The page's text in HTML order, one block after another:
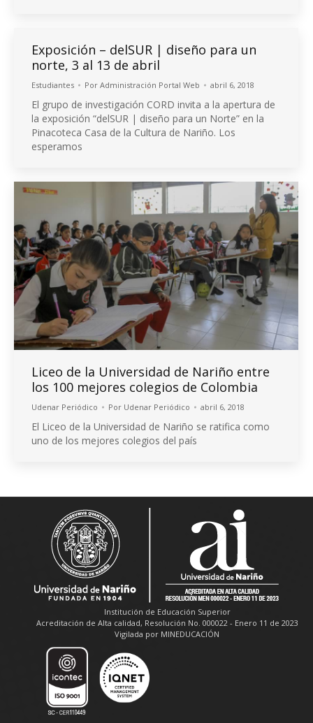
Exposición – delSUR | diseño para un
norte, 3 al 13 de abril
Estudiantes Por Administración Portal Web abril 6, 2018
El grupo de investigación CORD invita a la apertura de
la exposición “delSUR | diseño para un Norte” en la
Pinacoteca Casa de la Cultura de Nariño. Los
esperamos
Liceo de la Universidad de Nariño entre
los 100 mejores colegios de Colombia
Udenar Periódico Por Udenar Periódico abril 6, 2018
El Liceo de la Universidad de Nariño se ratifica como
uno de los mejores colegios del país
Institución de Educación Superior
Acreditación de Alta calidad, Resolución No. 000022 - Enero 11 de 2023
Vigilada por MINEDUCACIÓN